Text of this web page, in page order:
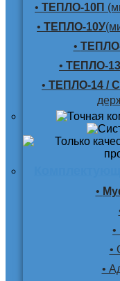
• ТЕПЛО-10П
• ТЕПЛО-10У
•
• ТЕПЛО-13
• ТЕПЛО-14 /
•
•
•
•